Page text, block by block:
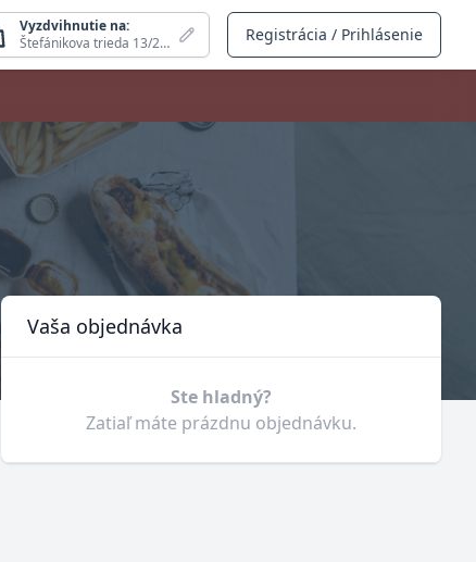
Vyzdvihnutie na:
Štefánikova trieda 13/23, Nitra
Registrácia / Prihlásenie
Košík
Vaša objednávka
Ste hladný?
Zatiaľ máte prázdnu objednávku.